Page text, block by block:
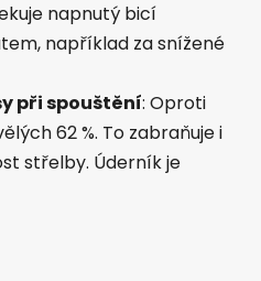
napnutý bicí
například za snížené
při spouštění: Oproti
62 %. To zabraňuje i
střelby. Úderník je